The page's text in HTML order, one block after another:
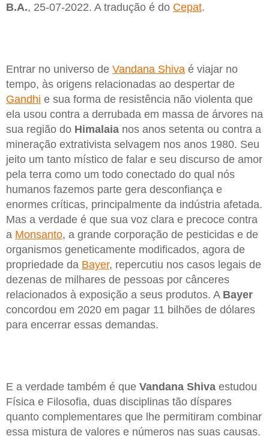
B.A., 25-07-2022. A tradução é do Cepat.
Entrar no universo de Vandana Shiva é viajar no
tempo, às origens relacionadas ao despertar de
Gandhi e sua forma de resistência não violenta que
ela usou contra a derrubada em massa de árvores na
sua região do Himalaia nos anos setenta ou contra a
mineração extrativista selvagem nos anos 1980. Seu
jeito um tanto místico de falar e seu discurso de amor
pela terra como um todo conectado do qual nós
humanos fazemos parte gera desconfiança e
enormes críticas, principalmente da indústria afetada.
Mas a verdade é que sua voz clara e precoce contra
a Monsanto, a grande corporação de pesticidas e de
organismos geneticamente modificados, agora de
propriedade da Bayer, repercutiu nos casos legais de
dezenas de milhares de pessoas por cânceres
relacionados à exposição a seus produtos. A Bayer
concordou em 2020 em pagar 11 bilhões de dólares
para encerrar essas demandas.
E a verdade também é que Vandana Shiva estudou
Física e Filosofia, duas disciplinas tão díspares
quanto complementares que lhe permitiram combinar
essa mistura de valores e números nas suas causas.